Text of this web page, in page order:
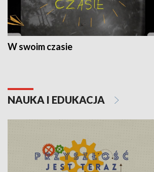
W swoim czasie
NAUKA I EDUKACJA